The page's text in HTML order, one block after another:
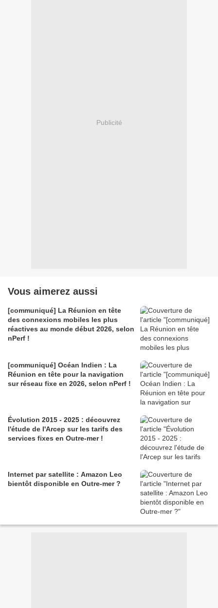
Publicité
Vous aimerez aussi
[communiqué] La Réunion en tête
des connexions mobiles les plus
réactives au monde début 2026, selon
nPerf !
[communiqué] Océan Indien : La
Réunion en tête pour la navigation
sur réseau fixe en 2026, selon nPerf !
Évolution 2015 - 2025 : découvrez
l'étude de l'Arcep sur les tarifs des
services fixes en Outre-mer !
Internet par satellite : Amazon Leo
bientôt disponible en Outre-mer ?